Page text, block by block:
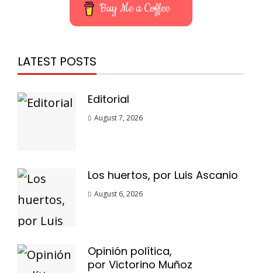
Buy Me a Coffee
LATEST POSTS
Editorial
August 7, 2026
Los huertos, por Luis Ascanio
August 6, 2026
Opinión política,
por Victorino Muñoz